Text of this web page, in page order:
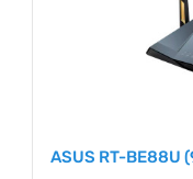
ASUS RT-BE88U